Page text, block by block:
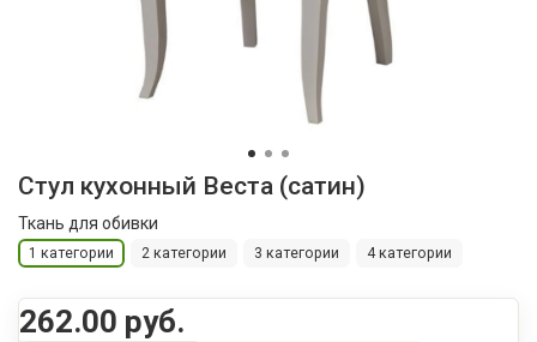
Стул кухонный Веста (сатин)
Ткань для обивки
1 категории 2 категории 3 категории 4 категории
262.00 руб.